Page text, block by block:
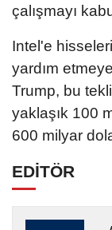
çalışmayı
Intel'e
yardım
Trump, bu
yaklaşık 100
600 milyar
EDİTÖR